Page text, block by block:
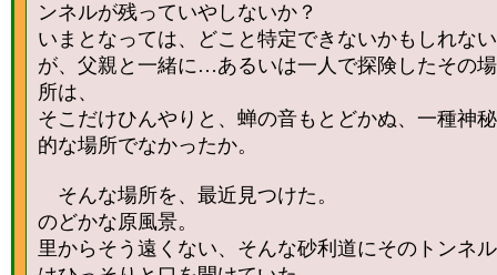
ンネルが残っていやしないか？
いまとなっては、どこと特定できないかもしれない
が、父親と一緒に…あるいは一人で探険したその場
所は、
そこだけひんやりと、蝉の音もとどかぬ、一種神秘
的な場所でなかったか。
そんな場所を、最近見つけた。
のどかな原風景。
里からそう遠くない、そんな砂利道にそのトンネル